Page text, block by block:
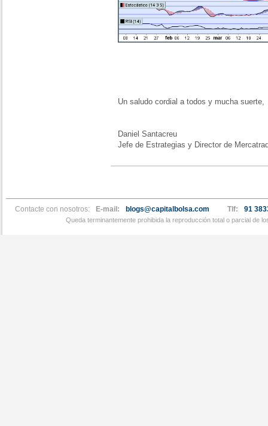
Un saludo cordial a todos y mucha suerte,
Daniel Santacreu
Jefe de Estrategias y Director de
Contacte con nosotros: E-mail: blogs@capitalbolsa.com Tlf: 91
Queda terminantemente prohibida la reproducción total o parcial de